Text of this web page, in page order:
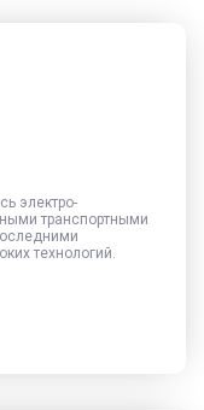
электро-
транспортными
технологий.